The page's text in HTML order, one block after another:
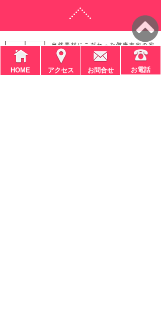
HOME アクセス お問合せ お電話
〒611-0041